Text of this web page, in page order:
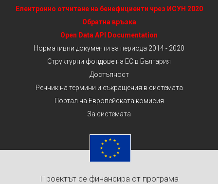
Електронно отчитане на бенефициенти чрез ИСУН 2020
Обратна връзка
Open Data API Documentation
Нормативни документи за периода 2014 - 2020
Структурни фондове на ЕС в България
Достъпност
Речник на термини и съкращения в системата
Портал на Европейската комисия
За системата
Проектът се финансира от програма